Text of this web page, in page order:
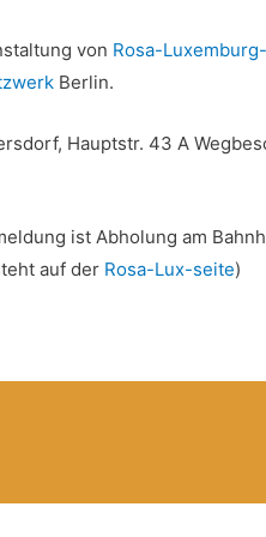
von Rosa-
Berlin.
Hauptstr. 43 A
ist Abholung am
auf der Rosa-Lux-seite)